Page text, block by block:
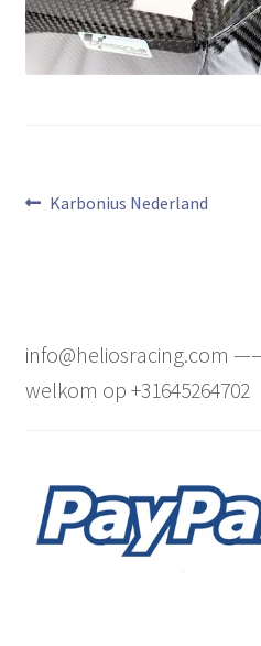
Bericht
Vorig
Karbonius Nederland
info@heliosracing.com
welkom op +31645264702